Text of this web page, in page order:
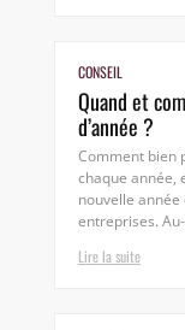
CONSEIL
Quand et
d’année ?
Comment bien
chaque année,
nouvelle
entreprises.
Lire la suite